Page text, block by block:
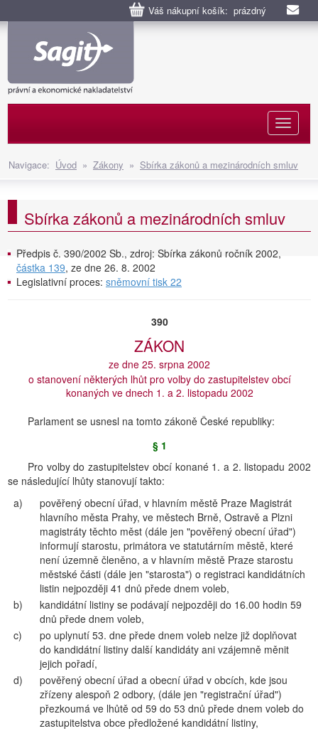
Váš nákupní košík: prázdný
Navigace: Úvod » Zákony » Sbírka zákonů a mezinárodních smluv
Sbírka zákonů a mezinárodních smluv
Předpis č. 390/2002 Sb., zdroj: Sbírka zákonů ročník 2002,
částka 139, ze dne 26. 8. 2002
Legislativní proces: sněmovní tisk 22
390
ZÁKON
ze dne 25. srpna 2002
o stanovení některých lhůt pro volby do zastupitelstev obcí
konaných ve dnech 1. a 2. listopadu 2002
Parlament se usnesl na tomto zákoně České republiky:
§ 1
Pro volby do zastupitelstev obcí konané 1. a 2. listopadu 2002
se následující lhůty stanovují takto:
a)
pověřený obecní úřad, v hlavním městě Praze Magistrát
hlavního města Prahy, ve městech Brně, Ostravě a Plzni
magistráty těchto měst (dále jen "pověřený obecní úřad")
informují starostu, primátora ve statutárním městě, které
není územně členěno, a v hlavním městě Praze starostu
městské části (dále jen "starosta") o registraci kandidátních
listin nejpozději 41 dnů přede dnem voleb,
b)
kandidátní listiny se podávají nejpozději do 16.00 hodin 59
dnů přede dnem voleb,
c)
po uplynutí 53. dne přede dnem voleb nelze již doplňovat
do kandidátní listiny další kandidáty ani vzájemně měnit
jejich pořadí,
d)
pověřený obecní úřad a obecní úřad v obcích, kde jsou
zřízeny alespoň 2 odbory, (dále jen "registrační úřad")
přezkoumá ve lhůtě od 59 do 53 dnů přede dnem voleb do
zastupitelstva obce předložené kandidátní listiny,